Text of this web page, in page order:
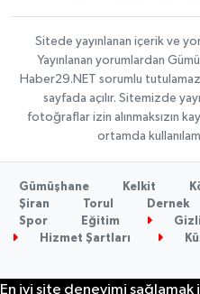
Sitede yayınlanan içerik ve
Yayınlanan yorumlardan
Haber29.NET sorumlu
sayfada açılır. Sitemizde
fotoğraflar izin alınmaksızın
ortamda
Gümüşhane Kelkit
Şiran
Torul Dernek
Spor
Eğitim
Hizmet Şartları
En iyi site deneyimi